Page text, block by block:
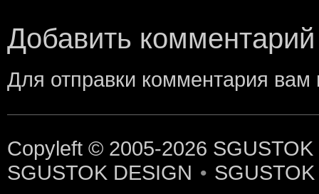
Добавить комментарий
Для отправки комментария
Copyleft © 2005-2026
SGUSTOK DESIGN •